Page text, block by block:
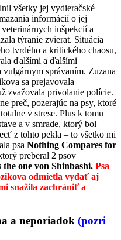
všetky jej vydieračské
informácií o jej
inšpekcií a
týranie zvierat. Situácia
tvrdého a kritického chaosu,
ďalšími a ďalšími
správaním. Zuzana
sa prejavovala
zvažovala privolanie polície.
preč, pozerajúc na psy, ktoré
v strese. Plus k tomu
a v smrade, ktorý bol
z tohto pekla – to všetko mi
psa Nothing Compares for
preberal 2 psov
one von Shinbashi. Psa
odmietla vydať aj
snažila zachrániť a
a neporiadok (pozri